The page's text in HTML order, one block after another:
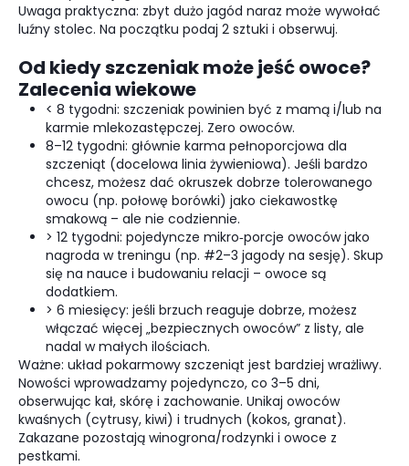
Uwaga praktyczna: zbyt dużo jagód naraz może wywołać
luźny stolec. Na początku podaj 2 sztuki i obserwuj.
Od kiedy szczeniak może jeść owoce?
Zalecenia wiekowe
< 8 tygodni: szczeniak powinien być z mamą i/lub na
karmie mlekozastępczej. Zero owoców.
8–12 tygodni: głównie karma pełnoporcjowa dla
szczeniąt (docelowa linia żywieniowa). Jeśli bardzo
chcesz, możesz dać okruszek dobrze tolerowanego
owocu (np. połowę borówki) jako ciekawostkę
smakową – ale nie codziennie.
> 12 tygodni: pojedyncze mikro‑porcje owoców jako
nagroda w treningu (np. #2–3 jagody na sesję). Skup
się na nauce i budowaniu relacji – owoce są
dodatkiem.
> 6 miesięcy: jeśli brzuch reaguje dobrze, możesz
włączać więcej „bezpiecznych owoców” z listy, ale
nadal w małych ilościach.
Ważne: układ pokarmowy szczeniąt jest bardziej wrażliwy.
Nowości wprowadzamy pojedynczo, co 3–5 dni,
obserwując kał, skórę i zachowanie. Unikaj owoców
kwaśnych (cytrusy, kiwi) i trudnych (kokos, granat).
Zakazane pozostają winogrona/rodzynki i owoce z
pestkami.